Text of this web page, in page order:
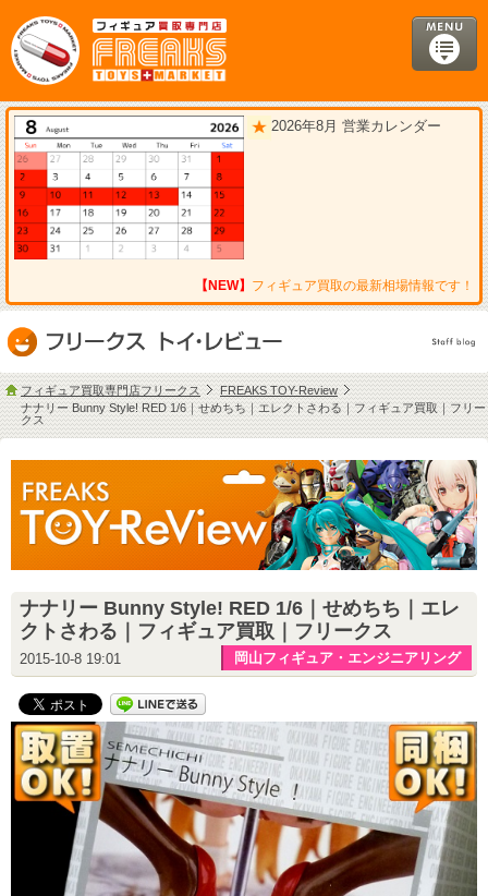
2026年8月 営業カレンダー
【NEW】 フィギュア買取の最新相場情報です！
フィギュア買取専門店フリークス
FREAKS TOY-Review
ナナリー Bunny Style! RED 1/6｜せめちち｜エレクトさわる｜フィギュア買取｜フリー
クス
ナナリー Bunny Style! RED 1/6｜せめちち｜エレ
クトさわる｜フィギュア買取｜フリークス
2015-10-8 19:01 岡山フィギュア・エンジニアリング